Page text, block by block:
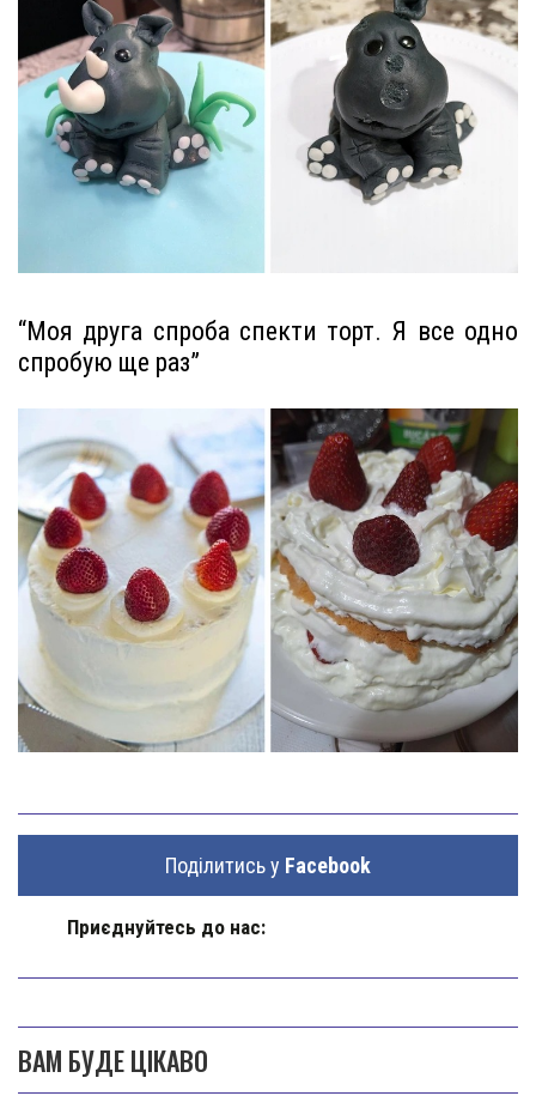
“Моя друга спроба спекти торт. Я все одно
спробую ще раз”
Поділитись у Facebook
Приєднуйтесь до нас:
ВАМ БУДЕ ЦІКАВО